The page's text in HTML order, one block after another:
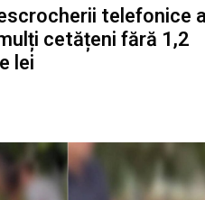
telefonice
cetățeni fără 1,2
lei